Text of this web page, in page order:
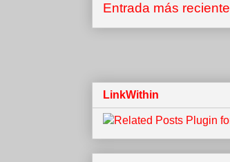
Entrada más reciente
LinkWithin